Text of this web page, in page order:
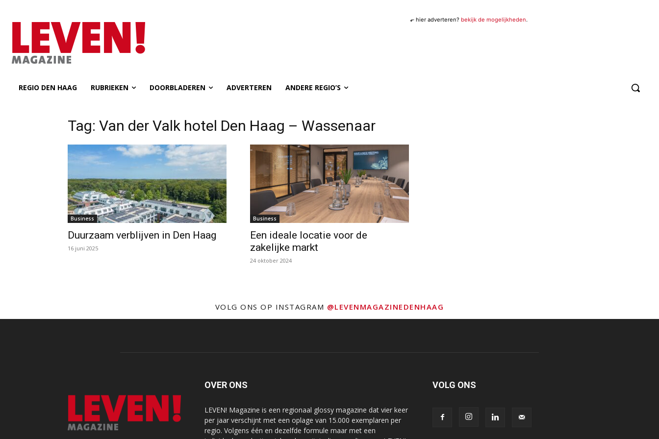
⬐ hier adverteren? bekijk de mogelijkheden.
REGIO DEN HAAG RUBRIEKEN DOORBLADEREN ADVERTEREN ANDERE REGIO’S
Tag: Van der Valk hotel Den Haag – Wassenaar
Business
Duurzaam verblijven in Den Haag
16 juni 2025
Business
Een ideale locatie voor de
zakelijke markt
24 oktober 2024
VOLG ONS OP INSTAGRAM @LEVENMAGAZINEDENHAAG
OVER ONS
LEVEN! Magazine is een regionaal glossy magazine dat vier keer
per jaar verschijnt met een oplage van 15.000 exemplaren per
regio. Volgens één en dezelfde formule maar met een
VOLG ONS